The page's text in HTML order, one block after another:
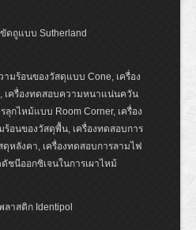
ดถูแบบ Sutherland
ามร้อนของวัสดุแบบ Cone, เครื่อง
เครื่องทดสอบความหนาแน่นควัน
ลุกไหม้แบบ Room Corner, เครื่อง
อนของวัสดุพื้น, เครื่องทดสอบการ
หลังคา, เครื่องทดสอบการลามไฟ
ชนีออกซิเจนในการเผาไหม้
าสติก Identipol